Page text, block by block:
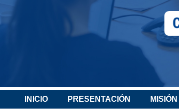
INICIO PRESENTACIÓN MISIÓN